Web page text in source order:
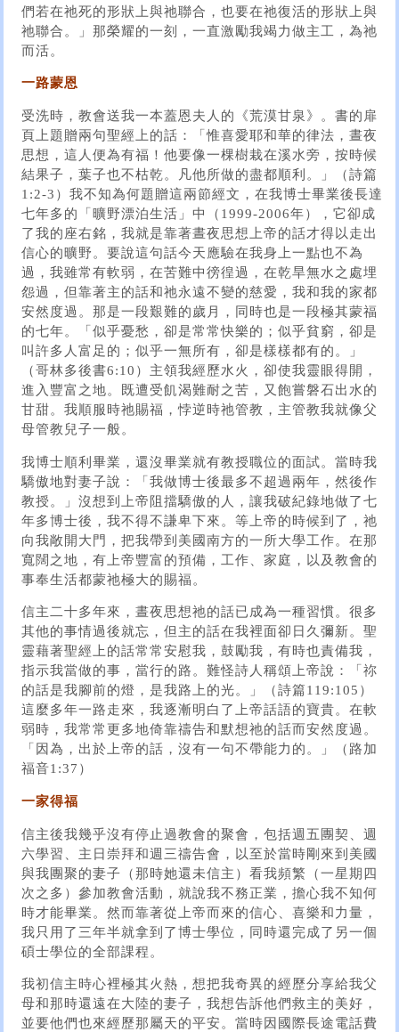
們若在祂死的形狀上與祂聯合，也要在祂復活的形狀上與
祂聯合。」那榮耀的一刻，一直激勵我竭力做主工，為祂
而活。
一路蒙恩
受洗時，教會送我一本蓋恩夫人的《荒漠甘泉》。書的扉
頁上題贈兩句聖經上的話：「惟喜愛耶和華的律法，晝夜
思想，這人便為有福！他要像一棵樹栽在溪水旁，按時候
結果子，葉子也不枯乾。凡他所做的盡都順利。」（詩篇
1:2-3）我不知為何題贈這兩節經文，在我博士畢業後長達
七年多的「曠野漂泊生活」中（1999-2006年），它卻成
了我的座右銘，我就是靠著晝夜思想上帝的話才得以走出
信心的曠野。要說這句話今天應驗在我身上一點也不為
過，我雖常有軟弱，在苦難中徬徨過，在乾旱無水之處埋
怨過，但靠著主的話和祂永遠不變的慈愛，我和我的家都
安然度過。那是一段艱難的歲月，同時也是一段極其蒙福
的七年。「似乎憂愁，卻是常常快樂的；似乎貧窮，卻是
叫許多人富足的；似乎一無所有，卻是樣樣都有的。」
（哥林多後書6:10）主領我經歷水火，卻使我靈眼得開，
進入豐富之地。既遭受飢渴難耐之苦，又飽嘗磐石出水的
甘甜。我順服時祂賜福，悖逆時祂管教，主管教我就像父
母管教兒子一般。
我博士順利畢業，還沒畢業就有教授職位的面試。當時我
驕傲地對妻子說：「我做博士後最多不超過兩年，然後作
教授。」沒想到上帝阻擋驕傲的人，讓我破紀錄地做了七
年多博士後，我不得不謙卑下來。等上帝的時候到了，祂
向我敞開大門，把我帶到美國南方的一所大學工作。在那
寬闊之地，有上帝豐富的預備，工作、家庭，以及教會的
事奉生活都蒙祂極大的賜福。
信主二十多年來，晝夜思想祂的話已成為一種習慣。很多
其他的事情過後就忘，但主的話在我裡面卻日久彌新。聖
靈藉著聖經上的話常常安慰我，鼓勵我，有時也責備我，
指示我當做的事，當行的路。難怪詩人稱頌上帝說：「祢
的話是我腳前的燈，是我路上的光。」（詩篇119:105）
這麼多年一路走來，我逐漸明白了上帝話語的寶貴。在軟
弱時，我常常更多地倚靠禱告和默想祂的話而安然度過。
「因為，出於上帝的話，沒有一句不帶能力的。」（路加
福音1:37）
一家得福
信主後我幾乎沒有停止過教會的聚會，包括週五團契、週
六學習、主日崇拜和週三禱告會，以至於當時剛來到美國
與我團聚的妻子（那時她還未信主）看我頻繁（一星期四
次之多）參加教會活動，就說我不務正業，擔心我不知何
時才能畢業。然而靠著從上帝而來的信心、喜樂和力量，
我只用了三年半就拿到了博士學位，同時還完成了另一個
碩士學位的全部課程。
我初信主時心裡極其火熱，想把我奇異的經歷分享給我父
母和那時還遠在大陸的妻子，我想告訴他們救主的美好，
並要他們也來經歷那屬天的平安。當時因國際長途電話費